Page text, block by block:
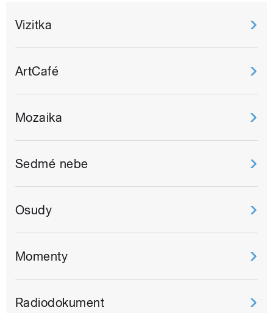
Vizitka
ArtCafé
Mozaika
Sedmé nebe
Osudy
Momenty
Radiodokument